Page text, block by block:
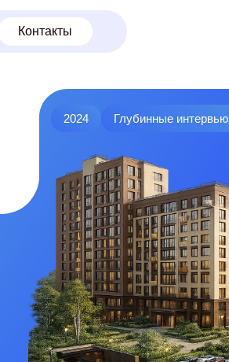
2024 Глубинные интервью